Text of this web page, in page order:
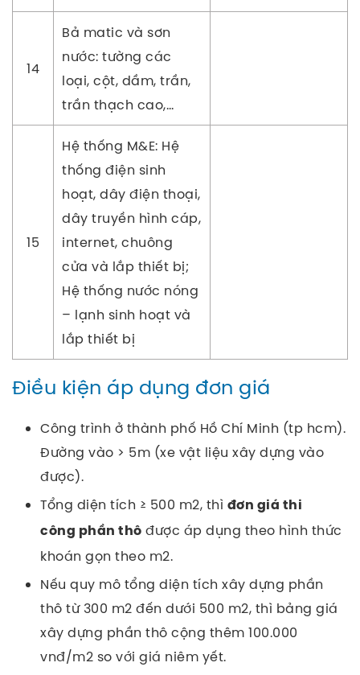
14
Bả matic và sơn
nước: tường các
loại, cột, dầm, trần,
trần thạch cao,…
15
Hệ thống M&E: Hệ
thống điện sinh
hoạt, dây điện thoại,
dây truyền hình cáp,
internet, chuông
cửa và lắp thiết bị;
Hệ thống nước nóng
– lạnh sinh hoạt và
lắp thiết bị
Điều kiện áp dụng đơn giá
Công trình ở thành phố Hồ Chí Minh (tp hcm).
Đường vào > 5m (xe vật liệu xây dựng vào
được).
Tổng diện tích ≥ 500 m2, thì đơn giá thi
công phần thô được áp dụng theo hình thức
khoán gọn theo m2.
Nếu quy mô tổng diện tích xây dựng phần
thô từ 300 m2 đến dưới 500 m2, thì bảng giá
xây dựng phần thô cộng thêm 100.000
vnđ/m2 so với giá niêm yết.